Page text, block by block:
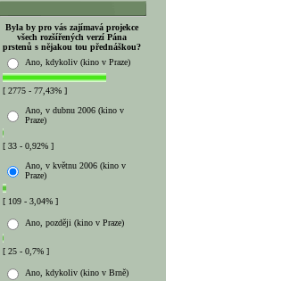
Byla by pro vás zajímavá projekce
všech rozšířených verzí Pána
prstenů s nějakou tou přednáškou?
Ano, kdykoliv (kino v Praze)
[ 2775 - 77,43% ]
Ano, v dubnu 2006 (kino v
Praze)
[ 33 - 0,92% ]
Ano, v květnu 2006 (kino v
Praze)
[ 109 - 3,04% ]
Ano, později (kino v Praze)
[ 25 - 0,7% ]
Ano, kdykoliv (kino v Brně)